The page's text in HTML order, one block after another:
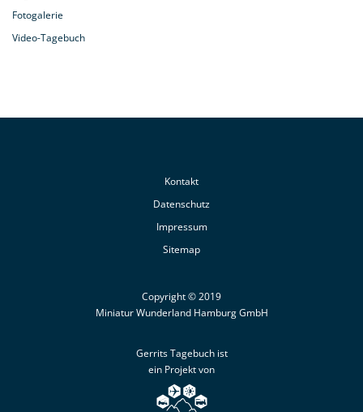
Fotogalerie
Video-Tagebuch
Kontakt
Datenschutz
Impressum
Sitemap
Copyright © 2019
Miniatur Wunderland Hamburg GmbH
Gerrits Tagebuch ist
ein Projekt von